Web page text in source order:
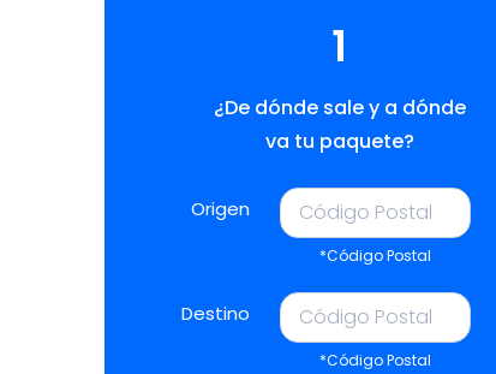
1
¿De dónde sale y a dónde
va tu paquete?
Origen
*Código Postal
Destino
*Código Postal